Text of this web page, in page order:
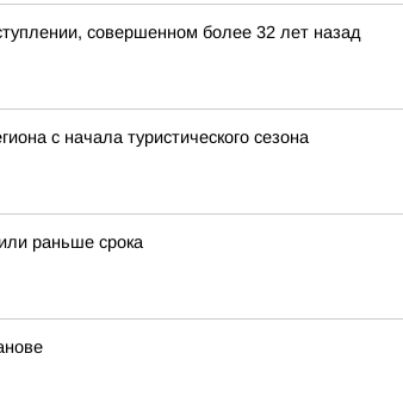
совершенном более 32 лет назад
с начала туристического сезона
раньше срока